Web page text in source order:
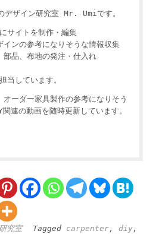
デザイン研究室 Mr. Umiです。
サイトを制作・編集
インの参考になりそうな情報収集
部品、布地の発注・仕入れ
当しています。
ーダー家具製作の参考になりそう
連の動画を随時更新しています。
究室 Tagged carpenter, diy,